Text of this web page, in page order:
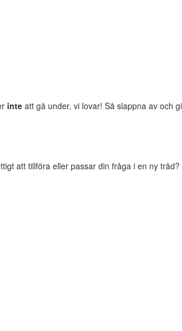
inte att gå under, vi lovar! Så slappna av och
att tillföra eller passar din fråga i en ny tråd?